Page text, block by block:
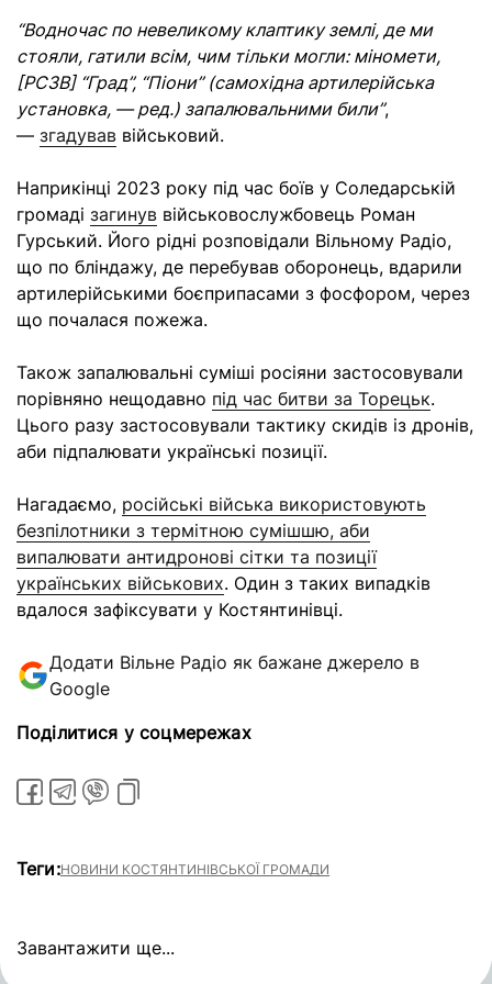
“Водночас по невеликому клаптику землі, де ми
стояли, гатили всім, чим тільки могли: міномети,
[РСЗВ] “Град”, “Піони” (самохідна артилерійська
установка, — ред.) запалювальними били”,
— згадував військовий.
Наприкінці 2023 року під час боїв у Соледарській
громаді загинув військовослужбовець Роман
Гурський. Його рідні розповідали Вільному Радіо,
що по бліндажу, де перебував оборонець, вдарили
артилерійськими боєприпасами з фосфором, через
що почалася пожежа.
Також запалювальні суміші росіяни застосовували
порівняно нещодавно під час битви за Торецьк.
Цього разу застосовували тактику скидів із дронів,
аби підпалювати українські позиції.
Нагадаємо, російські війська використовують
безпілотники з термітною сумішшю, аби
випалювати антидронові сітки та позиції
українських військових. Один з таких випадків
вдалося зафіксувати у Костянтинівці.
Додати Вільне Радіо як бажане джерело в
Google
Поділитися у соцмережах
Теги:НОВИНИ КОСТЯНТИНІВСЬКОЇ ГРОМАДИ
Завантажити ще...